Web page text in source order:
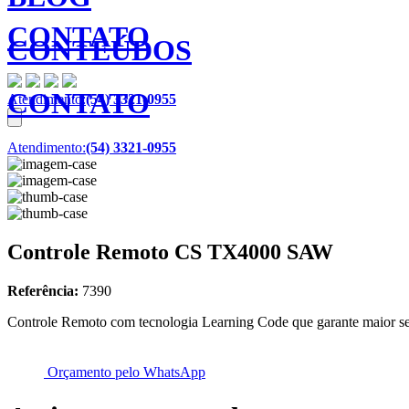
CONTATO
Atendimento:(54) 3321-0955
CONTEÚDOS
CONTATO
Atendimento:(54) 3321-0955
Controle Remoto CS TX4000 SAW
Referência: 7390
Controle Remoto com tecnologia Learning Code que garante maior
Orçamento pelo WhatsApp